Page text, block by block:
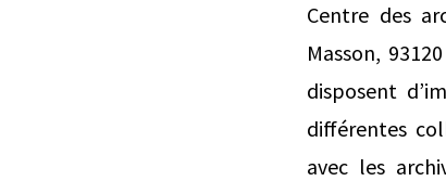
Centre des
Masson,
disposent
différentes
avec les